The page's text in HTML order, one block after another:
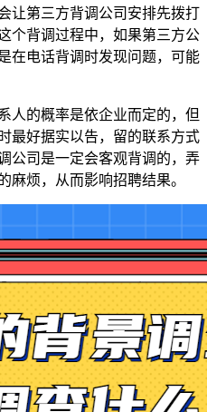
让第三方背调公司安排先拨打
个背调过程中，如果第三方公
在电话背调时发现问题，可能
人的概率是依企业而定的，但
最好据实以告，留的联系方式
公司是一定会客观背调的，弄
麻烦，从而影响招聘结果。